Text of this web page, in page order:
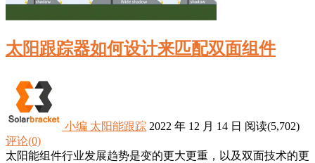
太阳跟踪器如何设计来匹配双面组件
小编 太阳能跟踪 2022 年 12 月 14 日 阅读(5,702)
评论(0)
太阳能组件行业发展趋势是变的更大更重，以及双面技术的更